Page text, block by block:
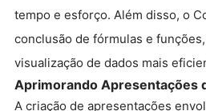
tempo e esforço. Além disso, o
conclusão de fórmulas e
visualização de dados mais
Aprimorando Apresentações
A criação de apresentações